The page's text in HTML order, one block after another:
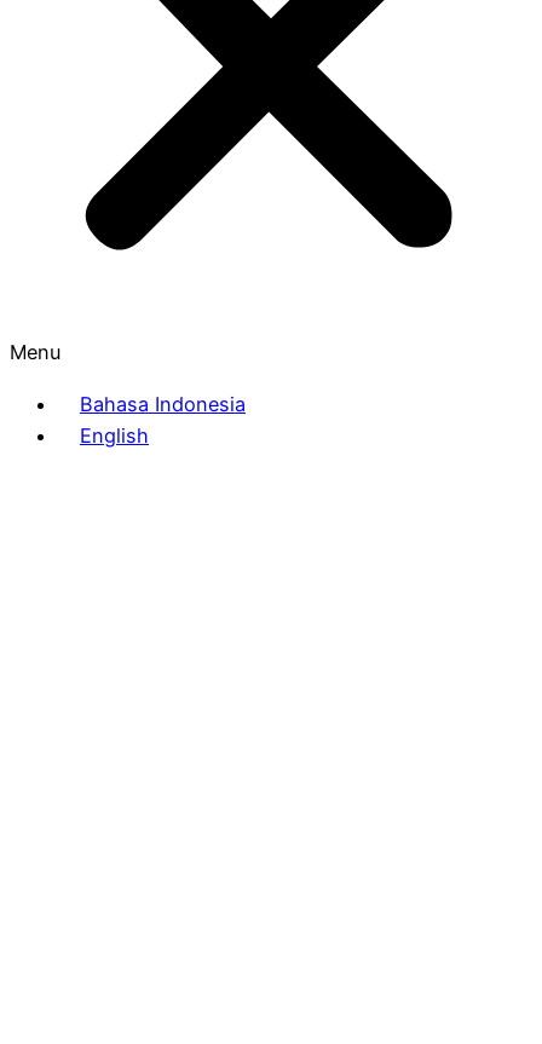
Menu
Bahasa Indonesia
English